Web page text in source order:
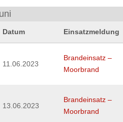
Datum Einsatzmeldung
11.06.2023
Brandeinsatz –
Moorbrand
13.06.2023
Brandeinsatz –
Moorbrand